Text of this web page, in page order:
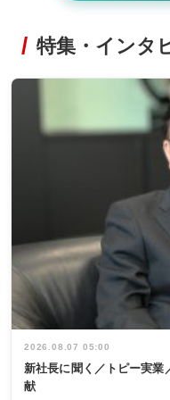
特集・インタ
2026.08.07 05:00
新社長に聞く／トピー実
献